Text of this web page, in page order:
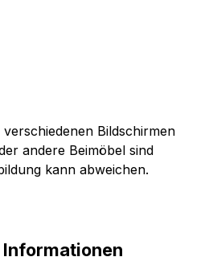
Bildschirmen
andere Beimöbel sind
kann abweichen.